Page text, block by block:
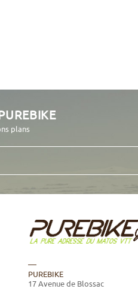
plans
PUREBIKE
17 Avenue de Blossac